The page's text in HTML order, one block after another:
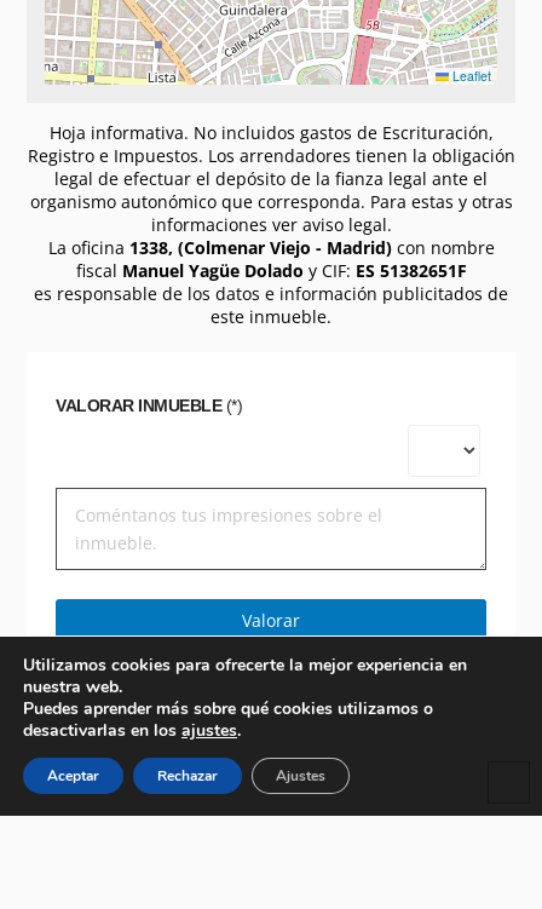
Leaflet
Hoja informativa. No incluidos gastos de Escrituración,
Registro e Impuestos. Los arrendadores tienen la obligación
legal de efectuar el depósito de la fianza legal ante el
organismo autonómico que corresponda. Para estas y otras
informaciones ver aviso legal.
La oficina 1338, (Colmenar Viejo - Madrid)con nombre
fiscal Manuel Yagüe Dolado y CIF: ES 51382651F
es responsable de los datos e información publicitados de
este inmueble.
VALORAR INMUEBLE(*)
Valorar
Utilizamos cookies para ofrecerte la mejor experiencia en
nuestra web.
Puedes aprender más sobre qué cookies utilizamos o
desactivarlas en los ajustes.
Aceptar Rechazar Ajustes